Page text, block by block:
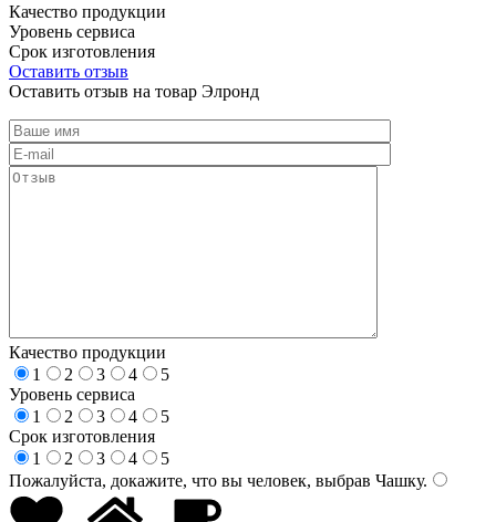
Качество продукции
Уровень сервиса
Срок изготовления
Оставить отзыв
Оставить отзыв на товар Элронд
Качество продукции
1
2 3 4
5
Уровень сервиса
1
2 3 4
5
Срок изготовления
1
2 3 4
5
Пожалуйста, докажите, что вы человек, выбрав Чашку.